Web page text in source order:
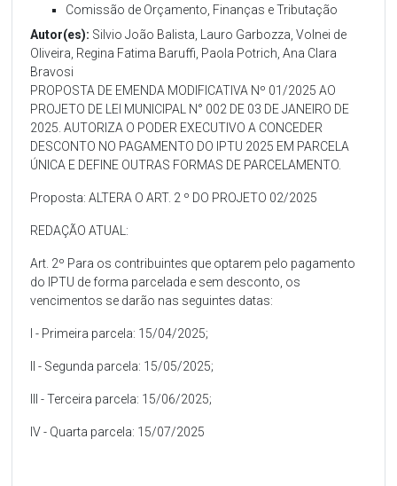
Comissão de Orçamento, Finanças e Tributação
Autor(es): Silvio João Balista, Lauro Garbozza, Volnei de
Oliveira, Regina Fatima Baruffi, Paola Potrich, Ana Clara
Bravosi
PROPOSTA DE EMENDA MODIFICATIVA Nº 01/2025 AO
PROJETO DE LEI MUNICIPAL N° 002 DE 03 DE JANEIRO DE
2025. AUTORIZA O PODER EXECUTIVO A CONCEDER
DESCONTO NO PAGAMENTO DO IPTU 2025 EM PARCELA
ÚNICA E DEFINE OUTRAS FORMAS DE PARCELAMENTO.
Proposta: ALTERA O ART. 2 º DO PROJETO 02/2025
REDAÇÃO ATUAL:
Art. 2º Para os contribuintes que optarem pelo pagamento
do IPTU de forma parcelada e sem desconto, os
vencimentos se darão nas seguintes datas:
I - Primeira parcela: 15/04/2025;
II - Segunda parcela: 15/05/2025;
III - Terceira parcela: 15/06/2025;
IV - Quarta parcela: 15/07/2025